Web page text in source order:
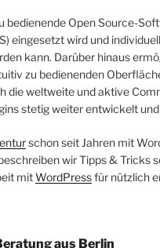
bedienende Open Source-
eingesetzt wird und
kann. Darüber hinaus
zu bedienenden
die weltweite und aktive
stetig weiter entwickelt
schon seit Jahren mit
wir Tipps & Tricks
mitWordPressfür nützlich
aus Berlin